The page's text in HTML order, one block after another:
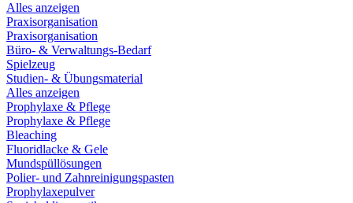
Alles anzeigen
Praxisorganisation
Praxisorganisation
Büro- & Verwaltungs-Bedarf
Spielzeug
Studien- & Übungsmaterial
Alles anzeigen
Prophylaxe & Pflege
Prophylaxe & Pflege
Bleaching
Fluoridlacke & Gele
Mundspüllösungen
Polier- und Zahnreinigungspasten
Prophylaxepulver